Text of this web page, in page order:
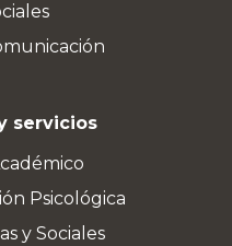
servicios
Psicológica
y Sociales